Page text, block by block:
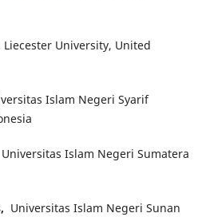
Liecester University, United
Islam Negeri Syarif
Universitas Islam Negeri Sumatera
Universitas Islam Negeri Sunan